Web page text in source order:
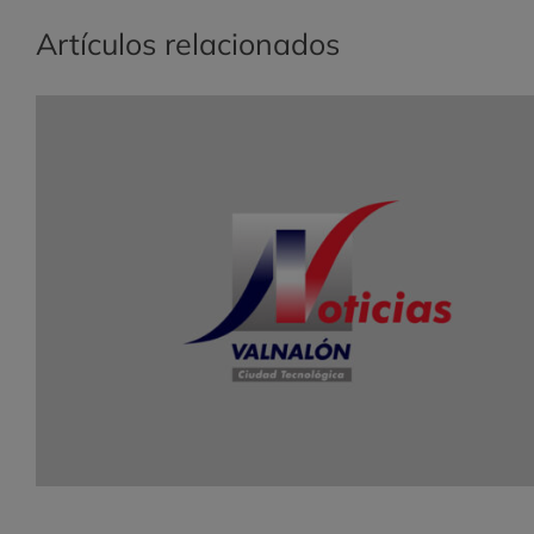
Artículos relacionados
Valnalón y FFES inician los cursos de
formación sobre Creación de Empresas y los
Foros de Consolidación para mujeres
emprendedoras de Oriente y Occidente.